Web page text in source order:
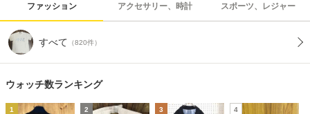
ファッション アクセサリー、時計 スポーツ、レジャー
すべて （820件）
ウォッチ数ランキング
1 2 3 4